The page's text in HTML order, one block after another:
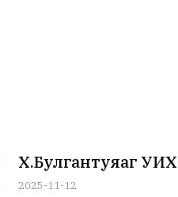
Х.Булгантуяаг УИХ-
2025-11-12